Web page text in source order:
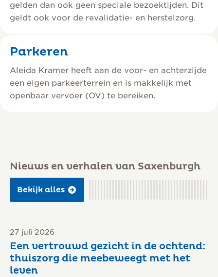
gelden dan ook geen speciale bezoektijden. Dit
geldt ook voor de revalidatie- en herstelzorg.
Parkeren
Aleida Kramer heeft aan de voor- en achterzijde
een eigen parkeerterrein en is makkelijk met
openbaar vervoer (OV) te bereiken.
Nieuws en verhalen van Saxenburgh
Bekijk alles
27 juli 2026
Een vertrouwd gezicht in de ochtend:
thuiszorg die meebeweegt met het
leven